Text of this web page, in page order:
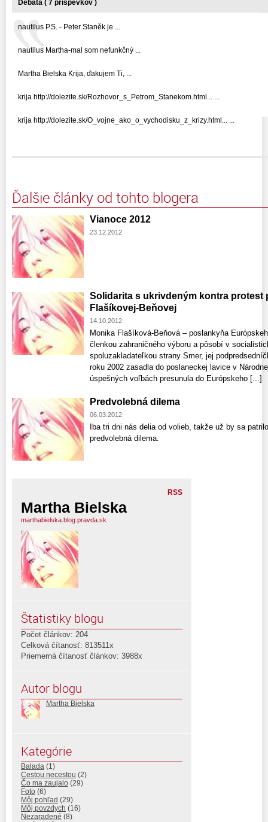
Debata ( 7 príspevkov )
nautilus P.S. - Peter Staněk je ...
nautilus Martha-mal som nefunkčný ...
Martha Bielska Krija, ďakujem Ti, ...
krija http://dolezite.sk/Rozhovor_s_Petrom_Stanekom.html... ...
krija http://dolezite.sk/O_vojne_ako_o_vychodisku_z_krizy.html... ...
Ďalšie články od tohto blogera
Vianoce 2012
23.12.2012
Solidarita s ukrivdeným kontra protest
Flašíkovej-Beňovej
14.10.2012
Monika Flašíková-Beňová – poslankyňa
členkou zahraničného výboru a pôsobí v
spoluzakladateľkou strany Smer, jej
roku 2002 zasadla do poslaneckej lavice v
úspešných voľbách presunula do Európskeho [...]
Predvolebná dilema
06.03.2012
Iba tri dni nás delia od volieb, takže už by sa
predvolebná dilema.
RSS
Martha Bielska
marthabielska.blog.pravda.sk
Štatistiky blogu
Počet článkov: 204
Celková čítanosť: 813511x
Priemerná čítanosť článkov: 3988x
Autor blogu
Martha Bielska
Kategórie
Balada (1)
Cestou necestou (2)
Čo ma zaujalo (29)
Foto (6)
Môj pohľad (29)
Môj povzdych (16)
Nezaradené (8)